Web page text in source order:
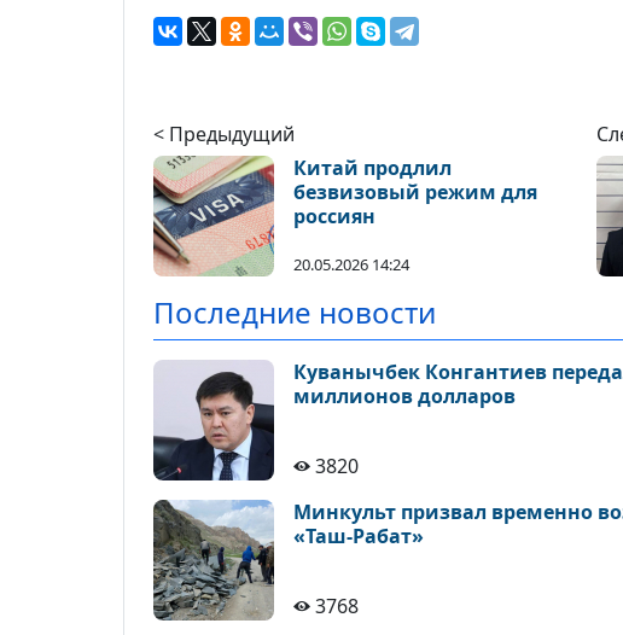
< Предыдущий
Китай продлил
безвизовый режим для
россиян
20.05.2026 14:24
Последние новости
Куванычбек Конгантиев
миллионов долларов
3820
Минкульт призвал временно
«Таш-Рабат»
3768